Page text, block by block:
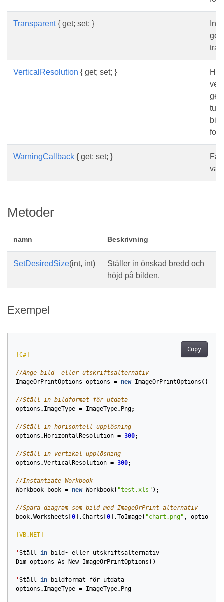
Transparent{ get; set; }
VerticalResolution { get; set; }
WarningCallback { get; set; }
Metoder
namn Beskrivning
SetDesiredSize(int, int)
Ställer in önskad bredd och
höjd på bilden.
Exempel
Copy
[C#]
//Ange bild- eller utskriftsalternativ
ImageOrPrintOptions options = new ImageOrPrintOptions ();
//Ställ in bildformat för utdata
options . ImageType = ImageType. Png;
//Ställ in horisontell upplösning
options . HorizontalResolution = 300;
//Ställ in vertikal upplösning
options .VerticalResolution = 300;
//Instantiate Workbook
Workbook
book = new Workbook( "test.xls" );
//Spara diagram som bild med ImageOrPrint-alternativ
book.Worksheets 0 ].Charts 0 ].ToImage( "chart.png" , options
[VB.NET]
'Ställ in bild - eller utskriftsalternativ
Dim options As New ImageOrPrintOptions ()
'Ställ in bildformat för utdata
options . ImageType = ImageType. Png